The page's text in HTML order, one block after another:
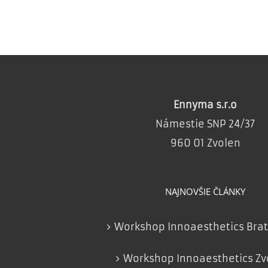
Ennyma s.r.o
Námestie SNP 24/37
960 01 Zvolen
NAJNOVŠIE ČLÁNKY
Workshop Innoaesthetics
Workshop Innoaesthetics